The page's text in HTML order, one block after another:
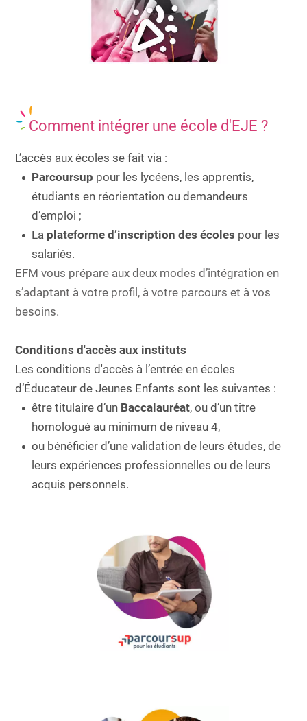
Comment intégrer une école d'EJE ?
L’accès aux écoles se fait via :
Parcoursup pour les lycéens, les apprentis,
étudiants en réorientation ou demandeurs
d’emploi ;
La plateforme d’inscription des écoles pour les
salariés.
EFM vous prépare aux deux modes d’intégration en
s’adaptant à votre profil, à votre parcours et à vos
besoins.
Conditions d'accès aux instituts
Les conditions d'accès à l’entrée en écoles
d’Éducateur de Jeunes Enfants sont les suivantes :
être titulaire d’un Baccalauréat, ou d’un titre
homologué au minimum de niveau 4,
ou bénéficier d’une validation de leurs études, de
leurs expériences professionnelles ou de leurs
acquis personnels.